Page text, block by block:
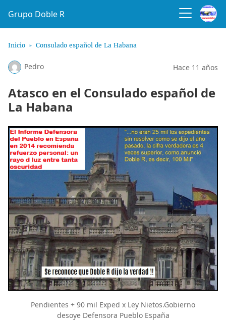
Grupo Doble R
Inicio Consulado español de La Habana
Pedro Hace 11 años
Atasco en el Consulado español de
La Habana
Pendientes + 90 mil Exped x Ley Nietos.Gobierno
desoye Defensora Pueblo España